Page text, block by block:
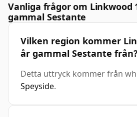
Vanliga frågor om Linkwood
gammal Sestante
Vilken region kommer
år gammal Sestante från?
Detta uttryck kommer från
Speyside.